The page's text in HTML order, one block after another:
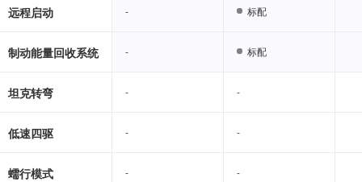
远程启动 - 标配
制动能量回收系统 - 标配
坦克转弯 - -
低速四驱 - -
蠕行模式 - -
- 标配
- 标配
- -
- -
- -